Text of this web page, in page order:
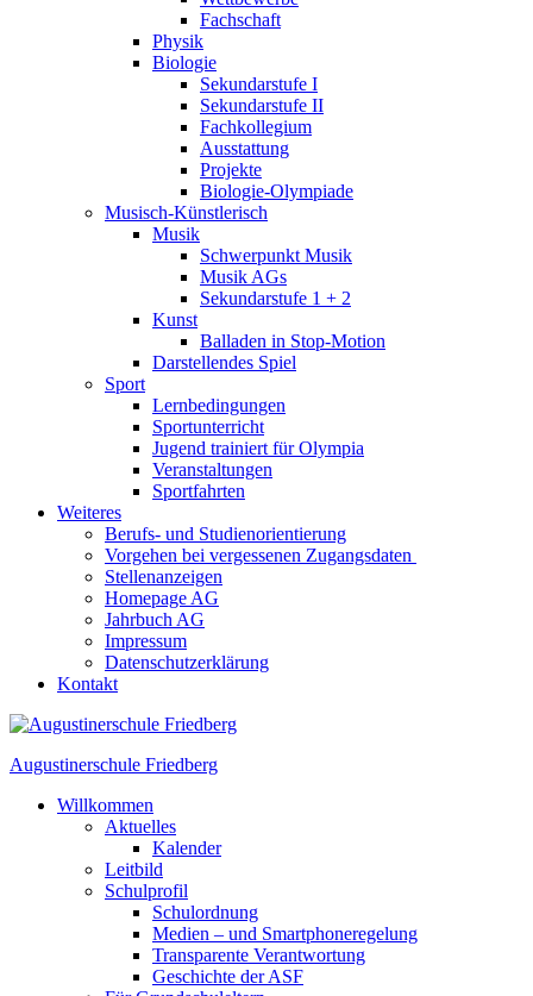
Fachschaft
Physik
Biologie
Sekundarstufe I
Sekundarstufe II
Fachkollegium
Ausstattung
Projekte
Biologie-Olympiade
Musisch-Künstlerisch
Musik
Schwerpunkt Musik
Musik AGs
Sekundarstufe 1 + 2
Kunst
Balladen in Stop-Motion
Darstellendes Spiel
Sport
Lernbedingungen
Sportunterricht
Jugend trainiert für Olympia
Veranstaltungen
Sportfahrten
Weiteres
Berufs- und Studienorientierung
Vorgehen bei vergessenen Zugangsdaten
Stellenanzeigen
Homepage AG
Jahrbuch AG
Impressum
Datenschutzerklärung
Kontakt
Augustinerschule Friedberg
Willkommen
Aktuelles
Kalender
Leitbild
Schulprofil
Schulordnung
Medien – und Smartphoneregelung
Transparente Verantwortung
Geschichte der ASF